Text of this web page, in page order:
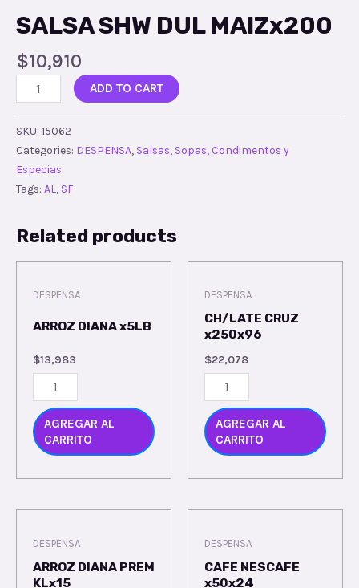
SALSA SHW DUL MAIZx200
$10,910
ADD TO CART
SKU: 15062
Categories: DESPENSA, Salsas, Sopas, Condimentos y
Especias
Tags: AL, SF
Related products
DESPENSA
ARROZ DIANA x5LB
$13,983
AGREGAR AL
CARRITO
DESPENSA
CH/LATE CRUZ
x250x96
$22,078
AGREGAR AL
CARRITO
DESPENSA
ARROZ DIANA PREM
KLx15
DESPENSA
CAFE NESCAFE
x50x24